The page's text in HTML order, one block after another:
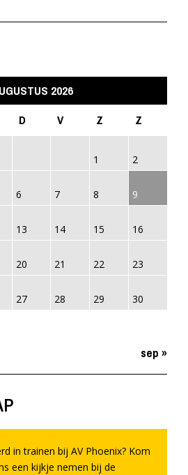
2026
D V Z Z
1 2
6 7 8 9
13 14 15 16
20 21 22 23
27 28 29 30
sep »
in trainen bij AV Phoenix? Kom
een kijkje nemen bij de